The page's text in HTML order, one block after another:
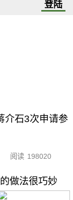
登陆
介石3次申请参
阅读 198020
做法很巧妙